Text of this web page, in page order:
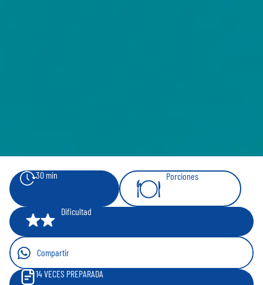
30 min
4
Porciones
Dificultad
Compartir
14VECES PREPARADA